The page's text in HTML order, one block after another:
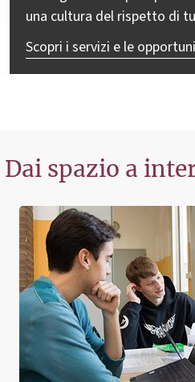
una cultura del rispetto di
Scopri i servizi e le
Dai spazio a